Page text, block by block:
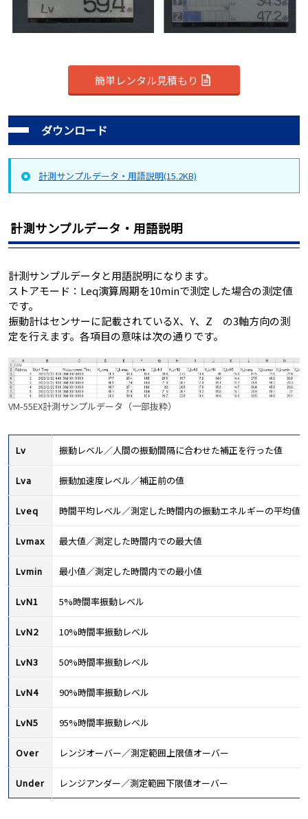
簡単レンタル見積もり
ダウンロード
計測サンプルデータ・用語説明(15.2KB)
計測サンプルデータ・用語説明
計測サンプルデータと用語説明になります。
ストアモード：Leq演算周期を10minで測定した場合の測定値
です。
振動計はセンサーに記載されているX、Y、Z の3軸方向の測
定を行えます。各項目の意味は次の通りです。
VM-55EX計測サンプルデータ（一部抜粋）
Lv 振動レベル／人間の振動間隔に合わせた補正を行った値
Lva 振動加速度レベル／補正前の値
Lveq 時間平均レベル／測定した時間内の振動エネルギーの平均値
Lvmax 最大値／測定した時間内での最大値
Lvmin 最小値／測定した時間内での最小値
LvN1 5%時間率振動レベル
LvN2 10%時間率振動レベル
LvN3 50%時間率振動レベル
LvN4 90%時間率振動レベル
LvN5 95%時間率振動レベル
Over レンジオーバー／測定範囲上限値オーバー
Under レンジアンダー／測定範囲下限値オーバー